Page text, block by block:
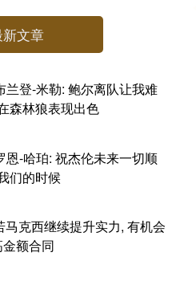
文章
兰登-米勒: 鲍尔离队让我难
森林狼表现出色
恩-哈珀: 祝杰伦未来一切顺
们的时候
马克西继续提升实力, 有机会
额合同